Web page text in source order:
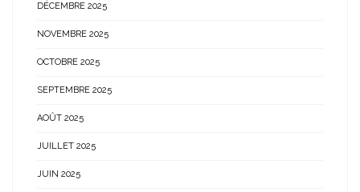
DÉCEMBRE 2025
NOVEMBRE 2025
OCTOBRE 2025
SEPTEMBRE 2025
AOÛT 2025
JUILLET 2025
JUIN 2025